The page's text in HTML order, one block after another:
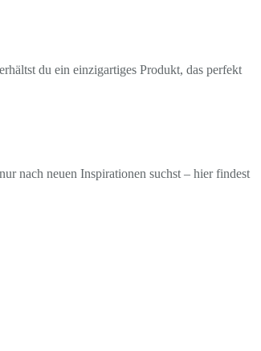
du ein einzigartiges Produkt, das perfekt
nach neuen Inspirationen suchst – hier findest